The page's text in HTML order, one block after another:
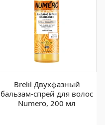
Brelil Двухфазный
бальзам-спрей для волос
Numero, 200 мл